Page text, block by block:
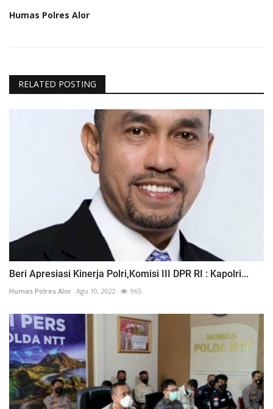
Humas Polres Alor
RELATED POSTING
Beri Apresiasi Kinerja Polri,Komisi III DPR RI : Kapolri...
Humas Polres Alor Agu 10, 2022 965